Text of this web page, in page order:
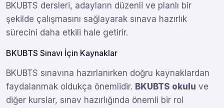
BKUBTS dersleri, adayların düzenli ve planlı bir
şekilde çalışmasını sağlayarak sınava hazırlık
sürecini daha etkili hale getirir.
BKUBTS Sınavı İçin Kaynaklar
BKUBTS sınavına hazırlanırken doğru kaynaklardan
faydalanmak oldukça önemlidir. BKUBTS okulu ve
diğer kurslar, sınav hazırlığında önemli bir rol